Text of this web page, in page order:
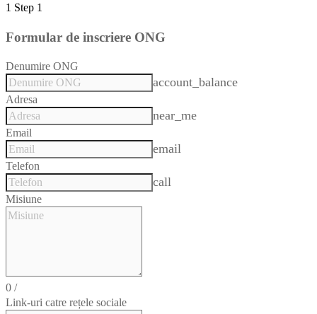
1 Step 1
Formular de inscriere ONG
Denumire ONG
account_balance
Adresa
near_me
Email
email
Telefon
call
Misiune
0 /
Link-uri catre rețele sociale